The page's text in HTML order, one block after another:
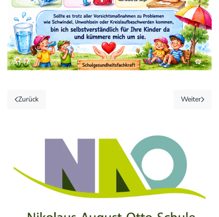
Zurück Weiter